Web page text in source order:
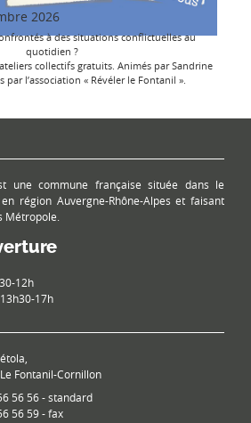
2026
à des situations conflictuelles au
quotidien ?
collectifs gratuits. Animés par Sandrine
par l’association « Révéler le Fontanil ».
une commune française située dans le
région Auvergne-Rhône-Alpes et faisant
Métropole.
12h
17h
Fontanil-Cornillon
56 56 - standard
56 59 - fax